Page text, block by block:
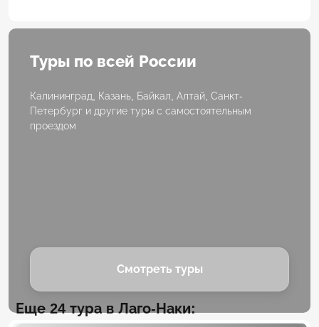
Туры по всей России
Калининград, Казань, Байкал, Алтай, Санкт-
Петербург и другие туры с самостоятельным
проездом
Смотреть туры
Еще 24 тура в Лаго-Наки: